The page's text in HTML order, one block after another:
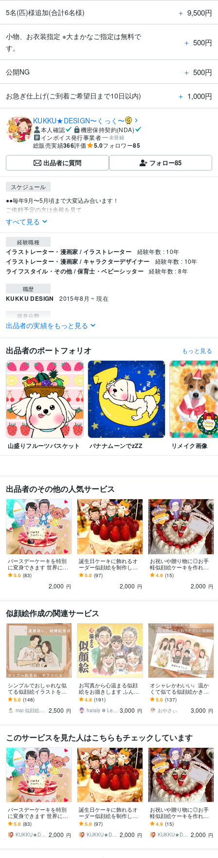
5名(匹)様追加(合計6名様) ＋ 9,500円
小物、お衣装指定 ※大まかなご指定は無料で
す。
＋ 500円
公開NG ＋ 500円
お急ぎ仕上げ(ご到着ご希望日まで10日以内) ＋ 1,000円
KUKKU★DESIGN〜くっく〜
本人確認
機密保持契約(NDA)
インボイス発行事業者
未登録
総販売実績366評価 5.0フォロワー85
出品者に質問 フォロー85
スケジュール
●●毎年9月〜5月頃まで大変込み合います！
ご依頼予定の方は余裕を見て
すべて見る
経験職種
イラストレーター・漫画家 / イラストレーター 経験年数 : 10年
イラストレーター・漫画家 / キャラクターデザイナー 経験年数 : 10年
ライフスタイル・その他 / 保育士・ベビーシッター 経験年数 : 8年
職歴
KUKKU DESIGN 2015年8月 ~ 現在
得意分野
イラスト作成・漫画制作 ✿似顔絵(ミルテイスト)✿
ラスト(色鉛筆画)✿
結婚 アイコン 経営 ケーキ
プレゼント
還暦
古希祝い 出産祝い
出品者の実績をもっと見る
出品者のポートフォリオ もっと見る
山盛りフルーツバスケット バナナムーンでzZZ リメイク画像
出品者のその他の人気サービス
バースデーケーキを特別
に変身できます 世界にひ
とつだけの似顔絵ケーキ
をお届けしませんか？
5.0 (83)
2,000 円
誕生日ケーキに飾れるオ
ーダー似顔絵を制作しま
す ケーキに飾ってサプラ
イズ、その後記念にずっ
と残せる似顔絵です
5.0 (97)
2,000 円
お祝いや贈り物に◎お手
軽似顔絵ケーキを作れま
す 似顔絵ピックで世界に1
つだけのトッピングはい
4.9 (15)
2,000 円
似顔絵作成の関連サービス
シンプルでおしゃれな似
てる似顔絵イラストを描
きます 両親贈呈品/カップ
ル、結婚記念日/還暦祝/ギ
フト♡大人数OK
5.0 (148)
mai 似顔絵イラスト
2,500 円
お写真から心温まる似顔
絵をお描きします ふんわ
り優しい色鉛筆タッチ♡
大切な日に心に残る贈り
物
4.9 (191)
hataly ❁ Lee／ enme 3,000 円
オシャレかわいい♩温か
くて似てる似顔絵かきま
す 印刷郵送◎シンプルだ
けどあったかい♩プレゼ
ント/還暦/記念日
5.0 (137)
おやさぃ
3,000 円
このサービスを見た人はこちらもチェックしています
バースデーケーキを特別
に変身できます 世界にひ
とつだけの似顔絵ケーキ
をお届けしませんか？
5.0 (83)
KUKKU★DESIGN〜くっく〜 2,000 円
誕生日ケーキに飾れるオ
ーダー似顔絵を制作しま
す ケーキに飾ってサプラ
イズ、その後記念にずっ
と残せる似顔絵です
5.0 (97)
KUKKU★DESIGN〜くっく〜 2,000 円
お祝いや贈り物に◎お手
軽似顔絵ケーキを作れま
す 似顔絵ピックで世界に1
つだけのトッピングはい
かがですか
4.9 (15)
KUKKU★DESIGN〜くっく〜 2,000 円